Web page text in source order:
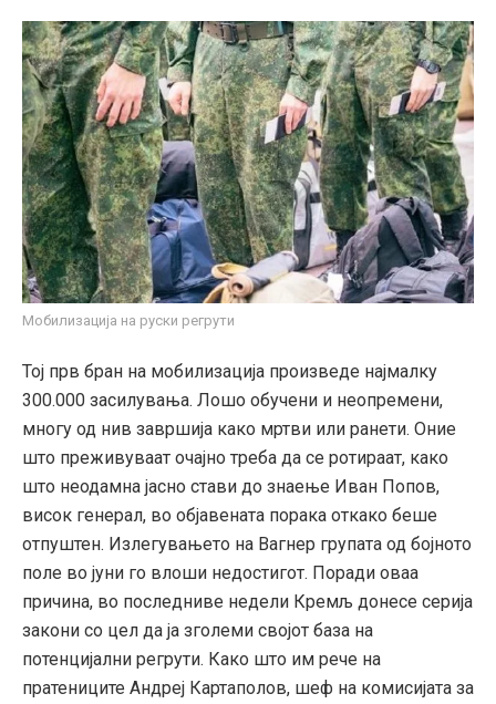
Мобилизација на руски регрути
Тој прв бран на мобилизација произведе најмалку
300.000 засилувања. Лошо обучени и неопремени,
многу од нив завршија како мртви или ранети. Оние
што преживуваат очајно треба да се ротираат, како
што неодамна јасно стави до знаење Иван Попов,
висок генерал, во објавената порака откако беше
отпуштен. Излегувањето на Вагнер групата од бојното
поле во јуни го влоши недостигот. Поради оваа
причина, во последниве недели Кремљ донесе серија
закони со цел да ја зголеми својот база на
потенцијални регрути. Како што им рече на
пратениците Андреј Картаполов, шеф на комисијата за